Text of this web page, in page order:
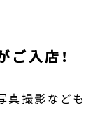
入店！
真撮影なども